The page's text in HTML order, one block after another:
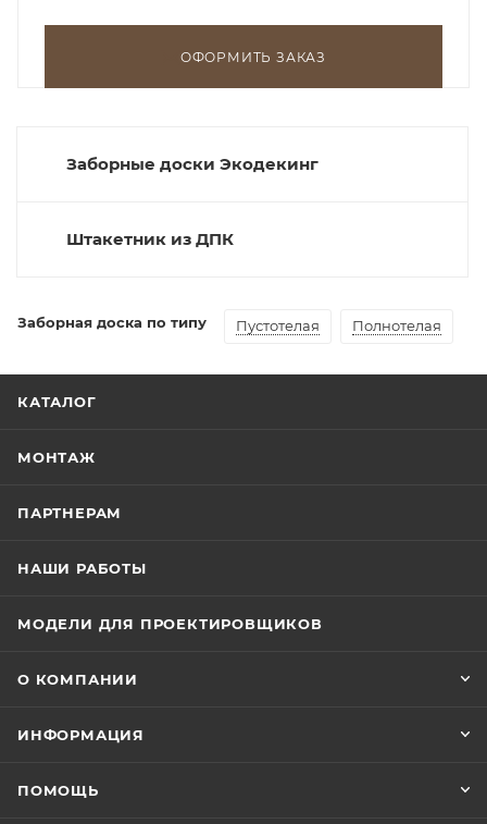
ОФОРМИТЬ ЗАКАЗ
Заборные доски Экодекинг
Штакетник из ДПК
Заборная доска по типу Пустотелая Полнотелая
КАТАЛОГ
МОНТАЖ
ПАРТНЕРАМ
НАШИ РАБОТЫ
МОДЕЛИ ДЛЯ ПРОЕКТИРОВЩИКОВ
О КОМПАНИИ
ИНФОРМАЦИЯ
ПОМОЩЬ